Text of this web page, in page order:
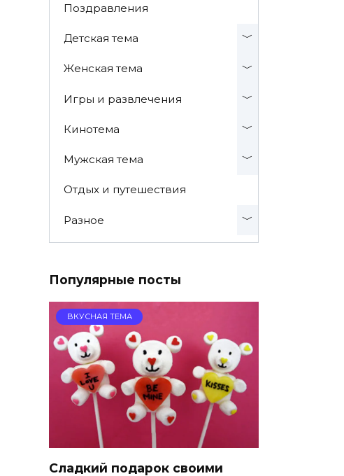
Поздравления
Детская тема
Женская тема
Игры и развлечения
Кинотема
Мужская тема
Отдых и путешествия
Разное
Популярные посты
ВКУСНАЯ ТЕМА
Сладкий подарок своими